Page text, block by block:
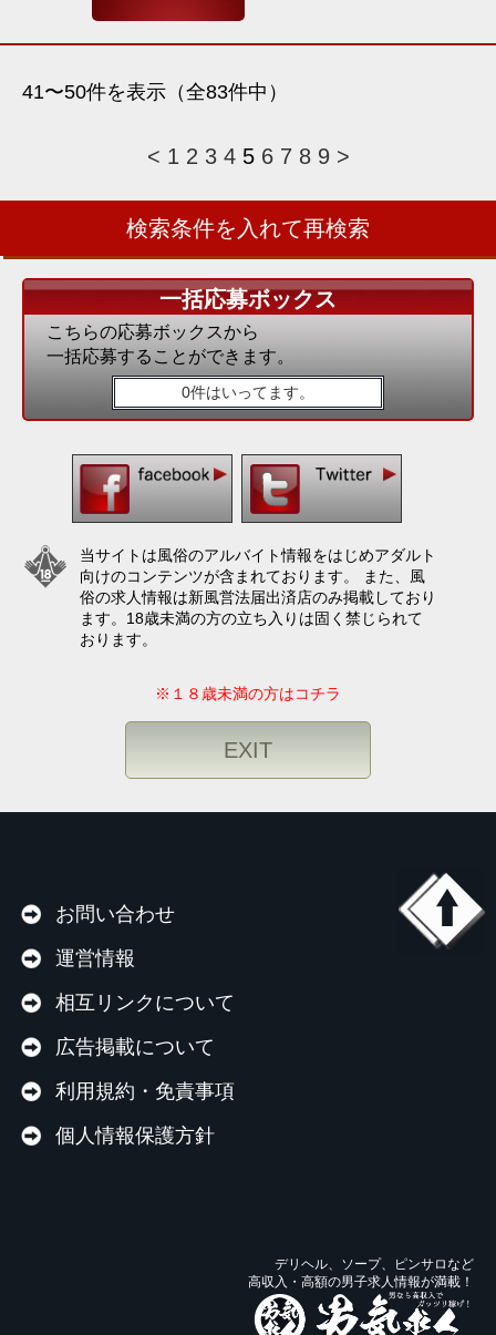
41〜50件を表示（全83件中）
< 1 2 3 4 5 6 7 8 9 >
検索条件を入れて再検索
一括応募ボックス
こちらの応募ボックスから
一括応募することができます。
0件はいってます。
当サイトは風俗のアルバイト情報をはじめアダルト
向けのコンテンツが含まれております。 また、風
俗の求人情報は新風営法届出済店のみ掲載しており
ます。18歳未満の方の立ち入りは固く禁じられて
おります。
※１８歳未満の方はコチラ
EXIT
お問い合わせ
運営情報
相互リンクについて
広告掲載について
利用規約・免責事項
個人情報保護方針
デリヘル、ソープ、ピンサロなど
高収入・高額の男子求人情報が満載！